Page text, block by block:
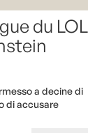
du LOL
a decine di
di accusare